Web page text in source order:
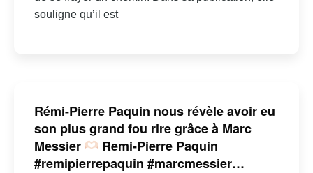
souligne qu’il est
Rémi-Pierre Paquin nous révèle avoir eu
son plus grand fou rire grâce à Marc
Messier
Remi-Pierre Paquin
#remipierrepaquin #marcmessier…